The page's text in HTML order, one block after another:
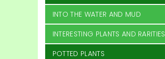
INTO THE WATER AND MUD
INTERESTING PLANTS AND RARITIES
POTTED PLANTS